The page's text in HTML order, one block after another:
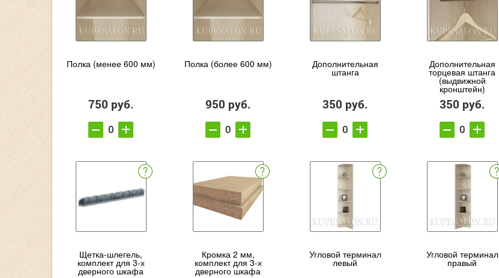
Полка (менее 600 мм)
750 руб.
Полка (более 600 мм)
950 руб.
Дополнительная
штанга
350 руб.
Дополнительная
торцевая штанга
(выдвижной
кронштейн)
350 руб.
Щетка-шлегель,
комплект для 3-х
дверного шкафа
Кромка 2 мм,
комплект для 3-х
дверного шкафа
Угловой терминал
левый
Угловой терминал
правый